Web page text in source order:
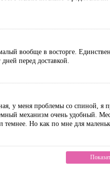
вообще в восторге.
перед доставкой.
у меня проблемы со спиной, я
механизм очень удобный.
Но как по мне для